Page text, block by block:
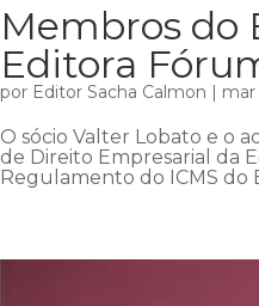
Membros do
Editora
por Editor Sacha Calmon | mar
O sócio Valter Lobato e o
de Direito Empresarial da
Regulamento do ICMS do